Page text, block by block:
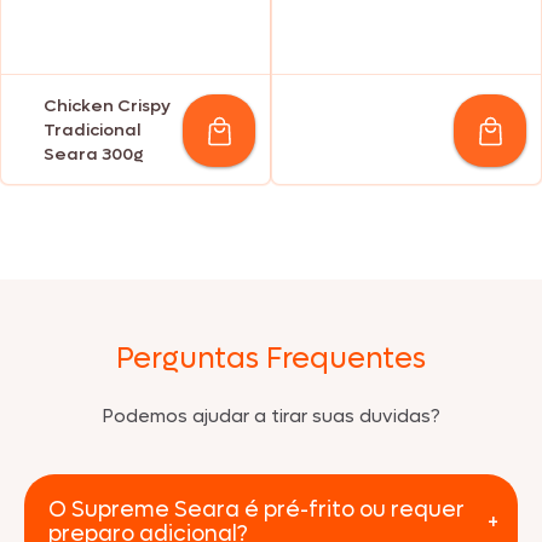
Chicken Crispy
Tradicional
Seara 300g
Perguntas Frequentes
Podemos ajudar a tirar suas duvidas?
O Supreme Seara é pré-frito ou requer
preparo adicional?